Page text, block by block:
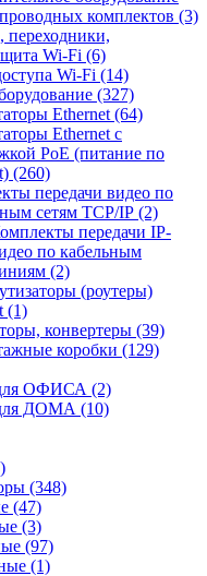
комплектов (3)
переходники,
Wi-Fi (6)
Wi-Fi (14)
(327)
Ethernet (64)
Ethernet с
PoE (питание по
(260)
передачи видео по
сетям TCP/IP (2)
передачи IP-
по кабельным
(2)
(роутеры)
(1)
конвертеры (39)
коробки (129)
ОФИСА (2)
ДОМА (10)
(348)
(47)
(3)
(97)
(1)